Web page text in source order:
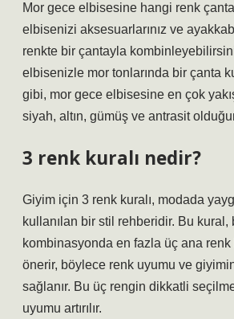
Mor gece elbisesine hangi renk
elbisenizi aksesuarlarınız ve
renkte bir çantayla
elbisenizle mor tonlarında bir çanta
gibi, mor gece elbisesine en çok
siyah, altın, gümüş ve antrasit
3 renk kuralı nedir?
Giyim için 3 renk kuralı, modada
kullanılan bir stil rehberidir. Bu kural,
kombinasyonda en fazla üç ana renk
önerir, böylece renk uyumu ve
sağlanır. Bu üç rengin dikkatli
uyumu artırılır.